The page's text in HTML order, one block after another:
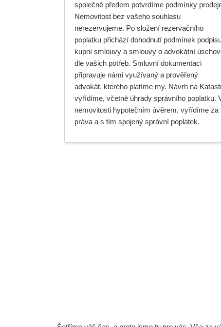
společně předem potvrdíme podmínky
Nemovitost bez vašeho souhlasu
nerezervujeme. Po složení rezervačního
poplatku přichází dohodnutí podmínek
kupní smlouvy a smlouvy o advokátní
dle vašich potřeb. Smluvní dokumentaci
připravuje námi využívaný a prověřený
advokát, kterého platíme my. Návrh na
vyřídíme, včetně úhrady správního poplatku.
nemovitosti hypotečním úvěrem, vyřídíme
práva a s tím spojený správní poplatek.